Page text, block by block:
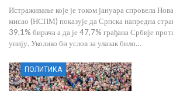
Истраживање које је током јануара спровела
мисао (НСПМ) показује да Српска напредна
39,1% бирача а да је 47,7% грађана Србије
унију. Уколико би услов за улазак било…
ПОЛИТИКА